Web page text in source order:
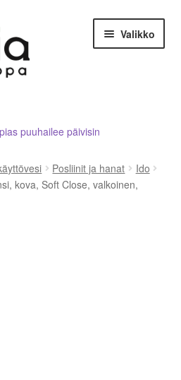
Valikko
puuhailee päivisin
Posliinit ja hanat
Ido
kova, Soft Close, valkoinen,